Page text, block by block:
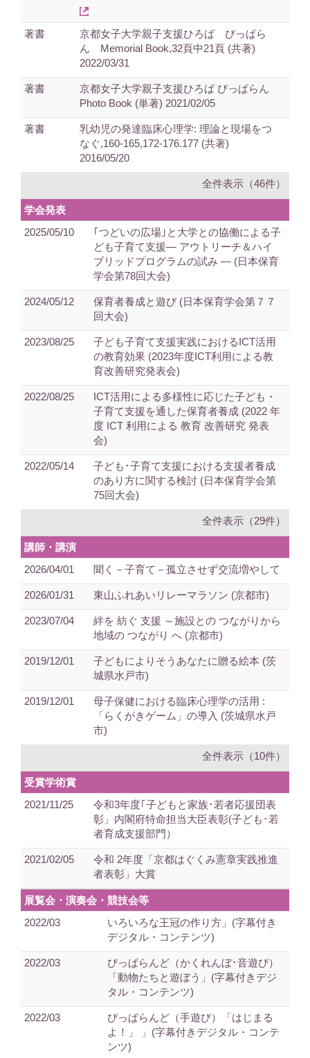
著書
京都女子大学親子支援ひろば ぴっぱら
ん Memorial Book,32頁中21頁 (共著)
2022/03/31
著書
京都女子大学親子支援ひろば ぴっぱらん
Photo Book (単著) 2021/02/05
著書
乳幼児の発達臨床心理学: 理論と現場をつ
なぐ,160-165,172-176.177 (共著)
2016/05/20
全件表示（46件）
学会発表
2025/05/10
｢つどいの広場｣と大学との協働による子
ども子育て支援― アウトリーチ＆ハイ
ブリッドプログラムの試み ― (日本保育
学会第78回大会)
2024/05/12
保育者養成と遊び (日本保育学会第７７
回大会)
2023/08/25
子ども子育て支援実践におけるICT活用
の教育効果 (2023年度ICT利用による教
育改善研究発表会)
2022/08/25
ICT活用による多様性に応じた子ども・
子育て支援を通した保育者養成 (2022 年
度 ICT 利用による 教育 改善研究 発表
会)
2022/05/14
子ども･子育て支援における支援者養成
のあり方に関する検討 (日本保育学会第
75回大会)
全件表示（29件）
講師・講演
2026/04/01
聞く－子育て－孤立させず交流増やして
2026/01/31 東山ふれあいリレーマラソン (京都市)
2023/07/04
絆を 紡ぐ 支援 ～施設との つながりから
地域の つながり へ (京都市)
2019/12/01
子どもによりそうあなたに贈る絵本 (茨
城県水戸市)
2019/12/01
母子保健における臨床心理学の活用 :
「らくがきゲーム」の導入 (茨城県水戸
市)
全件表示（10件）
受賞学術賞
2021/11/25
令和3年度｢子どもと家族･若者応援団表
彰」内閣府特命担当大臣表彰(子ども･若
者育成支援部門）
2021/02/05
令和 2年度「京都はぐくみ憲章実践推進
者表彰」大賞
展覧会・演奏会・競技会等
2022/03
いろいろな王冠の作り方」(字幕付き
デジタル・コンテンツ)
2022/03
ぴっぱらんど（かくれんぼ･音遊び）
「動物たちと遊ぼう」(字幕付きデジ
タル・コンテンツ)
2022/03
ぴっぱらんど（手遊び）「はじまる
よ！」 」(字幕付きデジタル・コンテ
ンツ)